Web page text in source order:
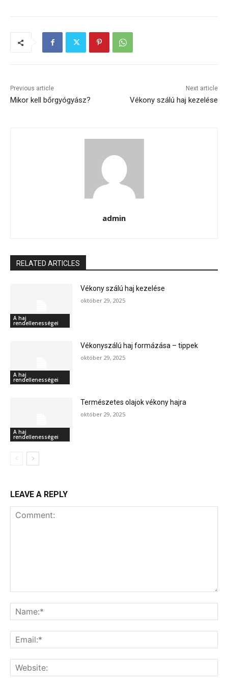
Previous article
Mikor kell bőrgyógyász?
Next article
Vékony szálú haj kezelése
admin
RELATED ARTICLES
A haj
rendellenességei
Vékony szálú haj kezelése
október 29, 2025
A haj
rendellenességei
Vékonyszálú haj formázása – tippek
október 29, 2025
A haj
rendellenességei
Természetes olajok vékony hajra
október 29, 2025
LEAVE A REPLY